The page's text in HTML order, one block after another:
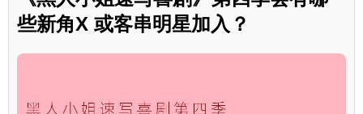
些新角X 或客串明星加入？